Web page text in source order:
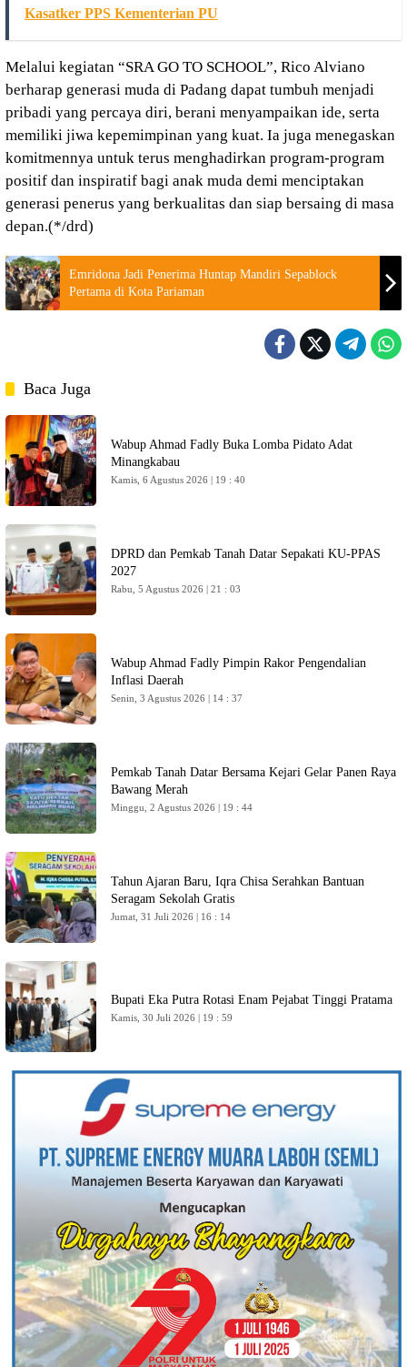
Kasatker PPS Kementerian PU
Melalui kegiatan “SRA GO TO SCHOOL”, Rico Alviano
berharap generasi muda di Padang dapat tumbuh menjadi
pribadi yang percaya diri, berani menyampaikan ide, serta
memiliki jiwa kepemimpinan yang kuat. Ia juga menegaskan
komitmennya untuk terus menghadirkan program-program
positif dan inspiratif bagi anak muda demi menciptakan
generasi penerus yang berkualitas dan siap bersaing di masa
depan.(*/drd)
Emridona Jadi Penerima Huntap Mandiri Sepablock
Pertama di Kota Pariaman
Baca Juga
Wabup Ahmad Fadly Buka Lomba Pidato Adat
Minangkabau
Kamis, 6 Agustus 2026 | 19 : 40
DPRD dan Pemkab Tanah Datar Sepakati KU-PPAS
2027
Rabu, 5 Agustus 2026 | 21 : 03
Wabup Ahmad Fadly Pimpin Rakor Pengendalian
Inflasi Daerah
Senin, 3 Agustus 2026 | 14 : 37
Pemkab Tanah Datar Bersama Kejari Gelar Panen Raya
Bawang Merah
Minggu, 2 Agustus 2026 | 19 : 44
Tahun Ajaran Baru, Iqra Chisa Serahkan Bantuan
Seragam Sekolah Gratis
Jumat, 31 Juli 2026 | 16 : 14
Bupati Eka Putra Rotasi Enam Pejabat Tinggi Pratama
Kamis, 30 Juli 2026 | 19 : 59